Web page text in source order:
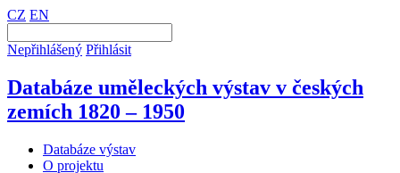
CZ EN
Nepřihlášený Přihlásit
Databáze uměleckých výstav v českých
zemích 1820 – 1950
Databáze výstav
O projektu